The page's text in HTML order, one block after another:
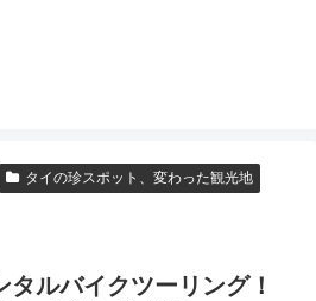
タイの珍スポット、変わった観光地
ルバイクツーリング！